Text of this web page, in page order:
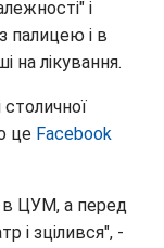
і
палицею і в
на лікування.
це Facebook
в ЦУМ, а перед
і зцілився", -